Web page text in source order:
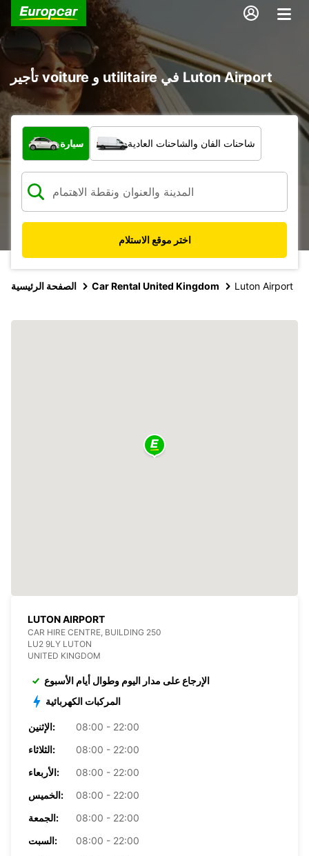
تأجير voiture و utilitaire في Luton Airport
ما نوع المركبة؟
سيارة شاحنات الفان والشاحنات العادية
اختر موقع الاستلام
الصفحة الرئيسية Car Rental United Kingdom Luton Airport
LUTON AIRPORT
CAR HIRE CENTRE, BUILDING 250
LU2 9LY LUTON
UNITED KINGDOM
الإرجاع على مدار اليوم وطوال أيام الأسبوع
المركبات الكهربائية
الإثنين:
08:00 - 22:00
الثلاثاء:
08:00 - 22:00
الأربعاء:
08:00 - 22:00
الخميس:
08:00 - 22:00
الجمعة:
08:00 - 22:00
السبت:
08:00 - 22:00